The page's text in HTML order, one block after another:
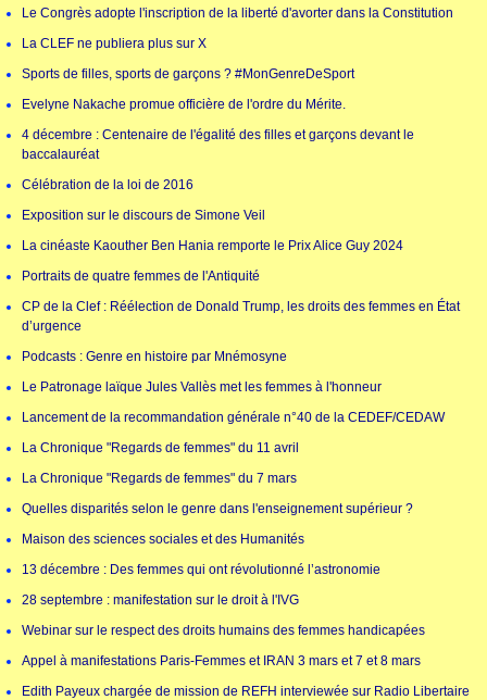
Le Congrès adopte l'inscription de la liberté d'avorter dans la Constitution
La CLEF ne publiera plus sur X
Sports de filles, sports de garçons ? #MonGenreDeSport
Evelyne Nakache promue officière de l'ordre du Mérite.
4 décembre : Centenaire de l'égalité des filles et garçons devant le
baccalauréat
Célébration de la loi de 2016
Exposition sur le discours de Simone Veil
La cinéaste Kaouther Ben Hania remporte le Prix Alice Guy 2024
Portraits de quatre femmes de l'Antiquité
CP de la Clef : Réélection de Donald Trump, les droits des femmes en État
d’urgence
Podcasts : Genre en histoire par Mnémosyne
Le Patronage laïque Jules Vallès met les femmes à l'honneur
Lancement de la recommandation générale n°40 de la CEDEF/CEDAW
La Chronique "Regards de femmes" du 11 avril
La Chronique "Regards de femmes" du 7 mars
Quelles disparités selon le genre dans l'enseignement supérieur ?
Maison des sciences sociales et des Humanités
13 décembre : Des femmes qui ont révolutionné l’astronomie
28 septembre : manifestation sur le droit à l'IVG
Webinar sur le respect des droits humains des femmes handicapées
Appel à manifestations Paris-Femmes et IRAN 3 mars et 7 et 8 mars
Edith Payeux chargée de mission de REFH interviewée sur Radio Libertaire